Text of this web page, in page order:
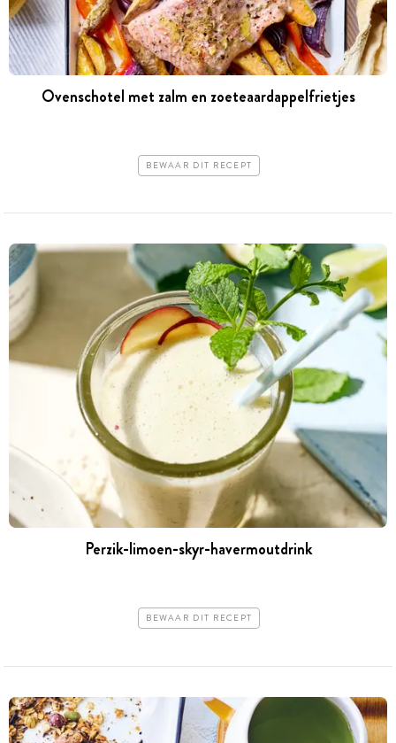
Ovenschotel met zalm en zoeteaardappelfrietjes
BEWAAR DIT RECEPT
Perzik-limoen-skyr-havermoutdrink
BEWAAR DIT RECEPT